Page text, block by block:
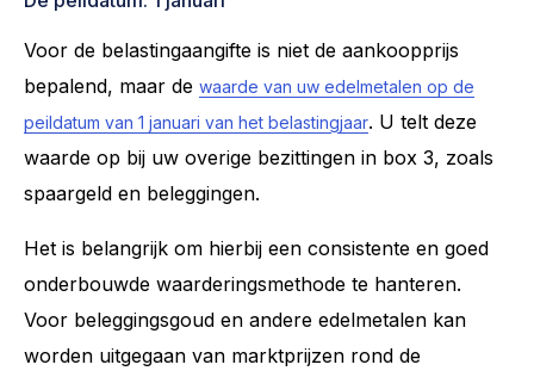
Voor de belastingaangifte is niet de aankoopprijs
bepalend, maar de waarde van uw edelmetalen op de
peildatum van 1 januari van het belastingjaar. U telt deze
waarde op bij uw overige bezittingen in box 3, zoals
spaargeld en beleggingen.
Het is belangrijk om hierbij een consistente en goed
onderbouwde waarderingsmethode te hanteren.
Voor beleggingsgoud en andere edelmetalen kan
worden uitgegaan van marktprijzen rond de